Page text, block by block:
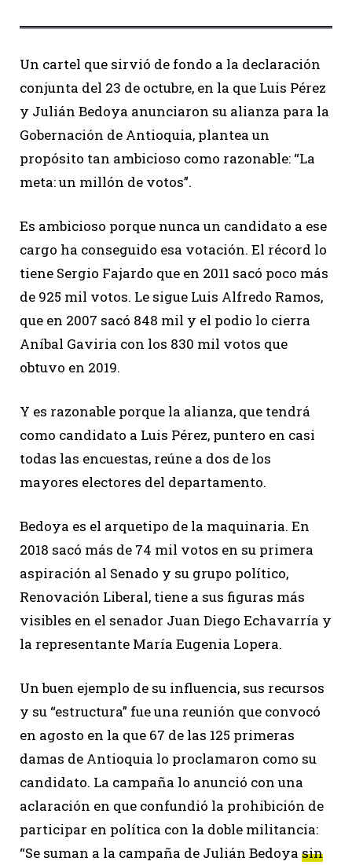
Un cartel que sirvió de fondo a la declaración
conjunta del 23 de octubre, en la que Luis Pérez
y Julián Bedoya anunciaron su alianza para la
Gobernación de Antioquia, plantea un
propósito tan ambicioso como razonable: “La
meta: un millón de votos”.
Es ambicioso porque nunca un candidato a ese
cargo ha conseguido esa votación. El récord lo
tiene Sergio Fajardo que en 2011 sacó poco más
de 925 mil votos. Le sigue Luis Alfredo Ramos,
que en 2007 sacó 848 mil y el podio lo cierra
Aníbal Gaviria con los 830 mil votos que
obtuvo en 2019.
Y es razonable porque la alianza, que tendrá
como candidato a Luis Pérez, puntero en casi
todas las encuestas, reúne a dos de los
mayores electores del departamento.
Bedoya es el arquetipo de la maquinaria. En
2018 sacó más de 74 mil votos en su primera
aspiración al Senado y su grupo político,
Renovación Liberal, tiene a sus figuras más
visibles en el senador Juan Diego Echavarría y
la representante María Eugenia Lopera.
Un buen ejemplo de su influencia, sus recursos
y su “estructura” fue una reunión que convocó
en agosto en la que 67 de las 125 primeras
damas de Antioquia lo proclamaron como su
candidato. La campaña lo anunció con una
aclaración en que confundió la prohibición de
participar en política con la doble militancia:
“Se suman a la campaña de Julián Bedoya sin